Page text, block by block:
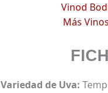
Vinod
Más
Variedad de Uva: